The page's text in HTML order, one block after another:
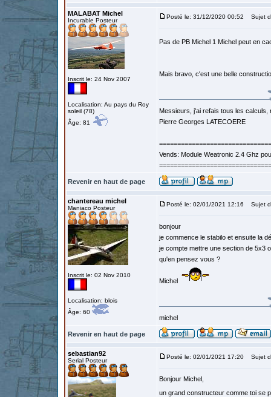
MALABAT Michel
Incurable Posteur
Inscrit le: 24 Nov 2007
Localisation: Au pays du Roy
soleil (78)
Âge: 81
Posté le: 31/12/2020 00:52 Sujet
Pas de PB Michel 1 Michel peut en
Mais bravo, c'est une belle
Messieurs, j'ai refais tous les calculs,
Pierre Georges LATECOERE
===============================
Vends: Module Weatronic 2.4 Ghz
===============================
Revenir en haut de page
chantereau michel
Maniaco Posteur
Inscrit le: 02 Nov 2010
Localisation: blois
Âge: 60
Posté le: 02/01/2021 12:16 Sujet
bonjour
je commence le stabilo et ensuite la
je compte mettre une section de 5x3
qu'en pensez vous ?
Michel
michel
Revenir en haut de page
sebastian92
Serial Posteur
Posté le: 02/01/2021 17:20 Sujet
Bonjour Michel,
un grand constructeur comme toi se